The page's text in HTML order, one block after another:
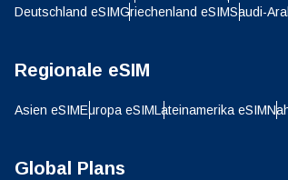
Deutschland eSIMGriechenland eSIMSaudi-
Regionale eSIM
Asien eSIMEuropa eSIMLateinamerika eSIM
Global Plans